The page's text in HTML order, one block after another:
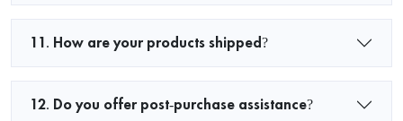
11. How are your products shipped?
12. Do you offer post-purchase assistance?